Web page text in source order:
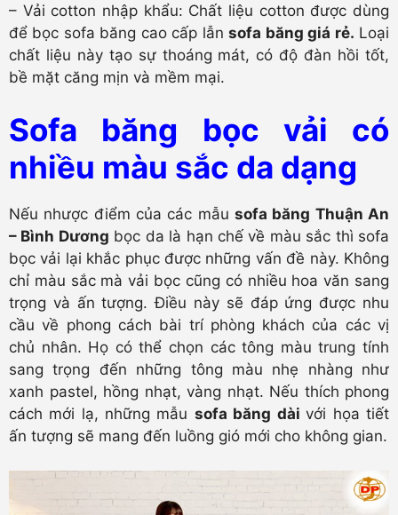
– Vải cotton nhập khẩu: Chất liệu cotton được dùng
để bọc sofa băng cao cấp lẫnsofa băng giá rẻ. Loại
chất liệu này tạo sự thoáng mát, có độ đàn hồi tốt,
bề mặt căng mịn và mềm mại.
Sofa băng bọc vải có
nhiều màu sắc da dạng
Nếu nhược điểm của các mẫu sofa băng Thuận An
– Bình Dương bọc da là hạn chế về màu sắc thì sofa
bọc vải lại khắc phục được những vấn đề này. Không
chỉ màu sắc mà vải bọc cũng có nhiều hoa văn sang
trọng và ấn tượng. Điều này sẽ đáp ứng được nhu
cầu về phong cách bài trí phòng khách của các vị
chủ nhân. Họ có thể chọn các tông màu trung tính
sang trọng đến những tông màu nhẹ nhàng như
xanh pastel, hồng nhạt, vàng nhạt. Nếu thích phong
cách mới lạ, những mẫu sofa băng dàivới họa tiết
ấn tượng sẽ mang đến luồng gió mới cho không gian.